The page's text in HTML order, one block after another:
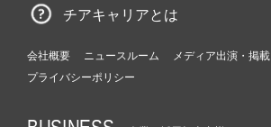
チアキャリアとは
会社概要 ニュースルーム
メディア出演・掲載
プライバシーポリシー